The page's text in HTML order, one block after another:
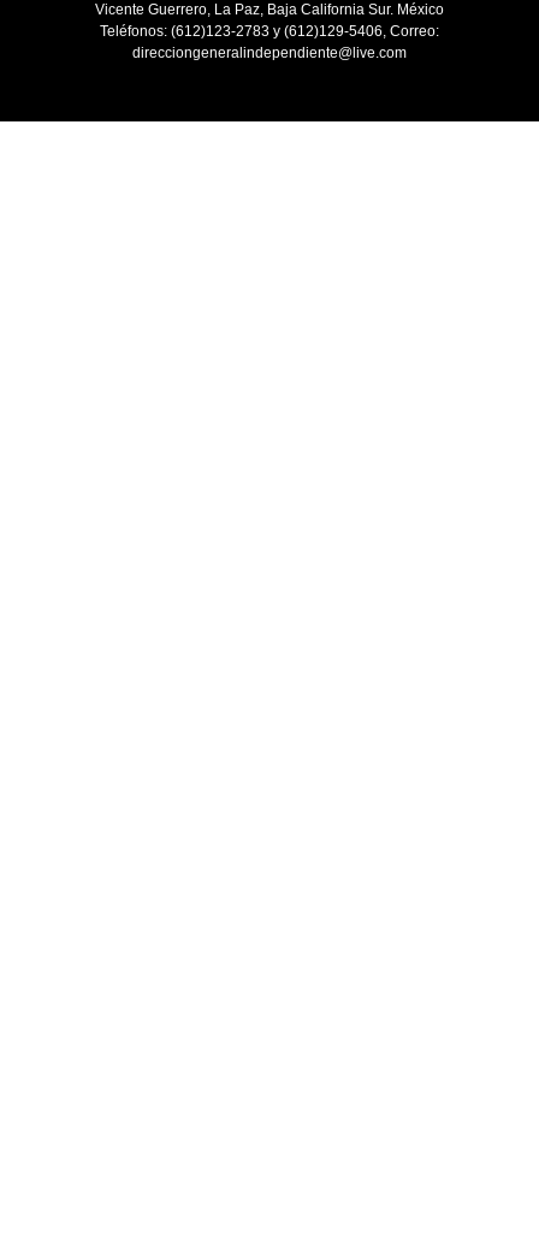
Vicente Guerrero, La Paz, Baja California Sur. México
Teléfonos: (612)123-2783 y (612)129-5406, Correo:
direcciongeneralindependiente@live.com